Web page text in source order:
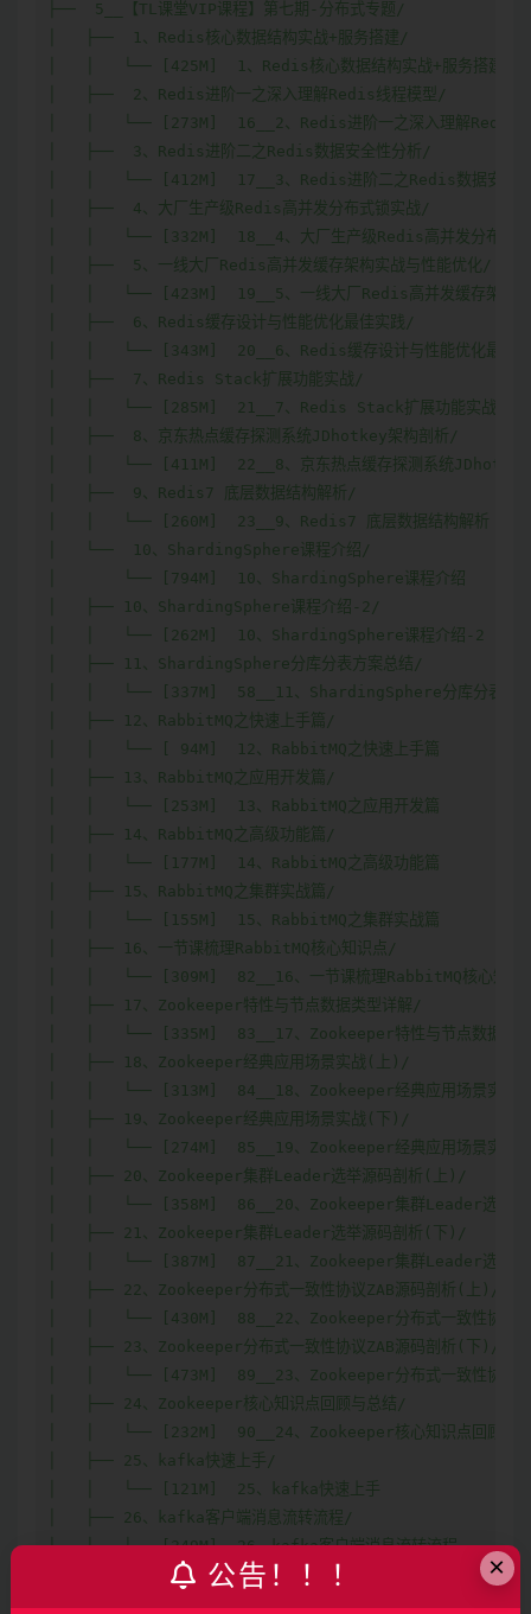
×
公告！！！